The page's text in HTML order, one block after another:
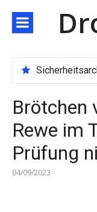
zum
Inhalt
Brötchen
Rewe im
Prüfung
04/09/2023